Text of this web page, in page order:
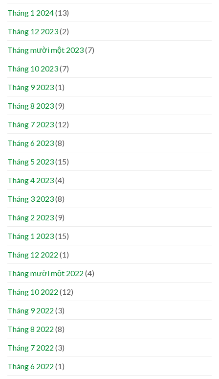
Tháng 1 2024(13)
Tháng 12 2023(2)
Tháng mười một 2023(7)
Tháng 10 2023(7)
Tháng 9 2023(1)
Tháng 8 2023(9)
Tháng 7 2023(12)
Tháng 6 2023(8)
Tháng 5 2023(15)
Tháng 4 2023(4)
Tháng 3 2023(8)
Tháng 2 2023(9)
Tháng 1 2023(15)
Tháng 12 2022 (1)
Tháng mười một 2022 (4)
Tháng 10 2022 (12)
Tháng 9 2022 (3)
Tháng 8 2022 (8)
Tháng 7 2022 (3)
Tháng 6 2022 (1)